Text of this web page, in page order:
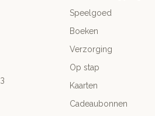
Speelgoed
Boeken
Verzorging
Op stap
Kaarten
Cadeaubonnen